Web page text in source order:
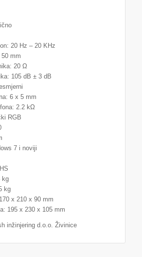
20 Hz – 20 KHz
mm
20 Ω
105 dB ± 3 dB
6 x 5 mm
2.2 kΩ
RGB
7 i noviji
kg
kg
x 210 x 90 mm
195 x 230 x 105 mm
inžinjering d.o.o. Živinice